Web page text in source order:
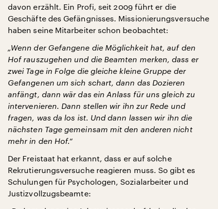
davon erzählt. Ein Profi, seit 2009 führt er die
Geschäfte des Gefängnisses. Missionierungsversuche
haben seine Mitarbeiter schon beobachtet:
„Wenn der Gefangene die Möglichkeit hat, auf den
Hof rauszugehen und die Beamten merken, dass er
zwei Tage in Folge die gleiche kleine Gruppe der
Gefangenen um sich schart, dann das Dozieren
anfängt, dann wär das ein Anlass für uns gleich zu
intervenieren. Dann stellen wir ihn zur Rede und
fragen, was da los ist. Und dann lassen wir ihn die
nächsten Tage gemeinsam mit den anderen nicht
mehr in den Hof.“
Der Freistaat hat erkannt, dass er auf solche
Rekrutierungsversuche reagieren muss. So gibt es
Schulungen für Psychologen, Sozialarbeiter und
Justizvollzugsbeamte: